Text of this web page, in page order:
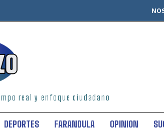
real y enfoque ciudadano
DEPORTES FARANDULA OPINION